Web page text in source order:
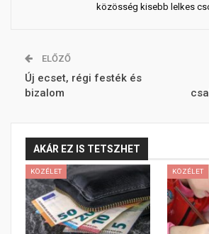
közösség kisebb lelkes
ELŐZŐ
Új ecset, régi festék és
bizalom
AKÁR EZ IS TETSZHET
KÖZÉLET KÖZÉLET